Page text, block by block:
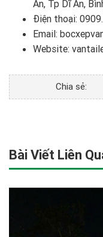
An, Tp Dĩ An,
Điện thoại:
Email:
Website:
Chia sẻ:
Bài Viết Liên